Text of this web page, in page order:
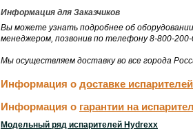
Информация для Заказчиков
Вы можете узнать подробнее об
менеджером, позвонив по телефону 8-800-
Мы осуществляем доставку во все города
Информация о доставке
Информация о гарантии на
Модельный ряд испарителей Hydrexx